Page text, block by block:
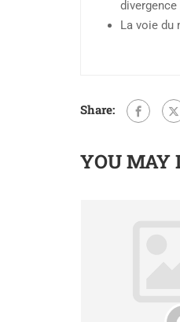
La voie du
Share:
YOU MAY